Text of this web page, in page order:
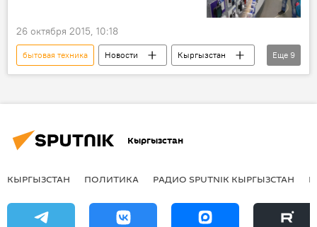
26 октября 2015, 10:18
бытовая техника Новости
Кыргызстан
Общество
потребление
статистика
Радио Sputnik Кыргызстан
Еще 9
Кыргызстан
КЫРГЫЗСТАН ПОЛИТИКА РАДИО SPUTNIK КЫРГЫЗСТАН